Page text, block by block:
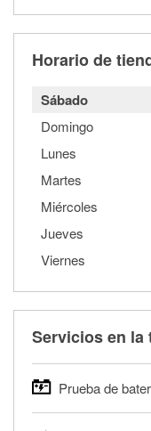
Horario de
Sábado
Domingo
Lunes
Martes
Miércoles
Jueves
Viernes
Servicios en la
Prueba de